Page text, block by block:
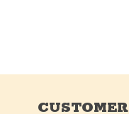
CUSTOMER